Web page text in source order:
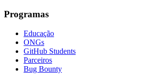
Programas
Educação
ONGs
GitHub Students
Parceiros
Bug Bounty